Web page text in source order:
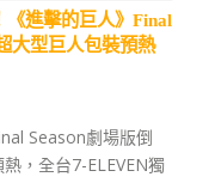
《進擊的巨人》Final
大型巨人包裝預熱
Season劇場版倒
，全台7-ELEVEN獨